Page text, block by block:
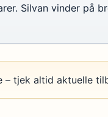
Silvan vinder på
– tjek altid aktuelle